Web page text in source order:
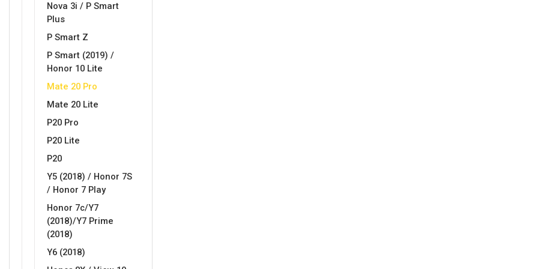
Nova 3i / P Smart
Plus
P Smart Z
P Smart (2019) /
Honor 10 Lite
Mate 20 Pro
Mate 20 Lite
P20 Pro
P20 Lite
P20
Y5 (2018) / Honor 7S
/ Honor 7 Play
Honor 7c/Y7
(2018)/Y7 Prime
(2018)
Y6 (2018)